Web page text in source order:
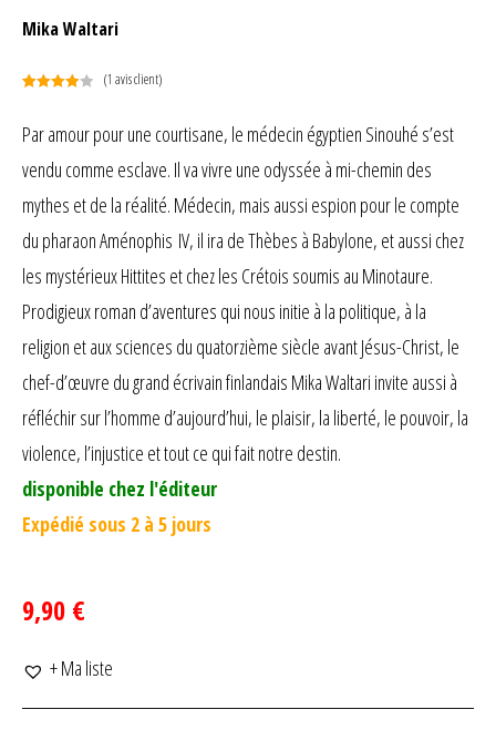
Mika Waltari
basé
sur
client
(1 avis client)
Par amour pour une courtisane, le médecin égyptien Sinouhé s’est
vendu comme esclave. Il va vivre une odyssée à mi-chemin des
mythes et de la réalité. Médecin, mais aussi espion pour le compte
du pharaon Aménophis IV, il ira de Thèbes à Babylone, et aussi chez
les mystérieux Hittites et chez les Crétois soumis au Minotaure.
Prodigieux roman d’aventures qui nous initie à la politique, à la
religion et aux sciences du quatorzième siècle avant Jésus-Christ, le
chef-d’œuvre du grand écrivain finlandais Mika Waltari invite aussi à
réfléchir sur l’homme d’aujourd’hui, le plaisir, la liberté, le pouvoir, la
violence, l’injustice et tout ce qui fait notre destin.
disponible chez l'éditeur
Expédié sous 2 à 5 jours
9,90 €
+ Ma liste